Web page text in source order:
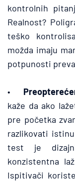
kontrolnih
Realnost?
teško
možda imaju
potpunosti
kaže da ako
pre početka
razlikovati
test je
konzistentna
Ispitivači